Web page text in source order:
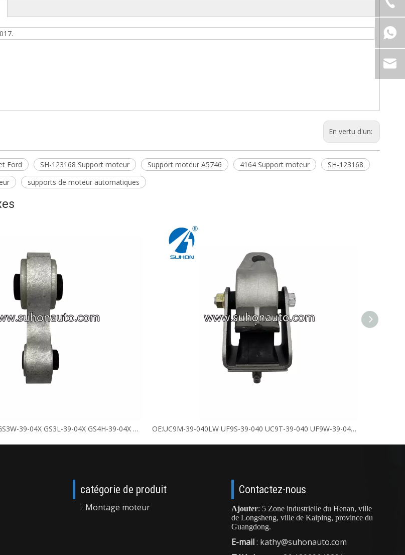
En vertu d'un:
Ford SH-123168 Support moteur Support moteur A5746 4164 Support moteur
SH-123168
supports de moteur automatiques
OE : GS4H-39-040 GS3W-39-04X GS3L-39-04X GS4H-39-04X Support moteur OE:UC9M-39-040LW UF9S-39-040 UC9T-39-040 UF9W-39-040 AB39-6038AG Support moteur
catégorie de produit
Montage moteur
Contactez-nous
Ajouter: 5 Zone industrielle du Henan, ville
de Longsheng, ville de Kaiping, province du
Guangdong.
E-mail: kathy@suhonauto.com